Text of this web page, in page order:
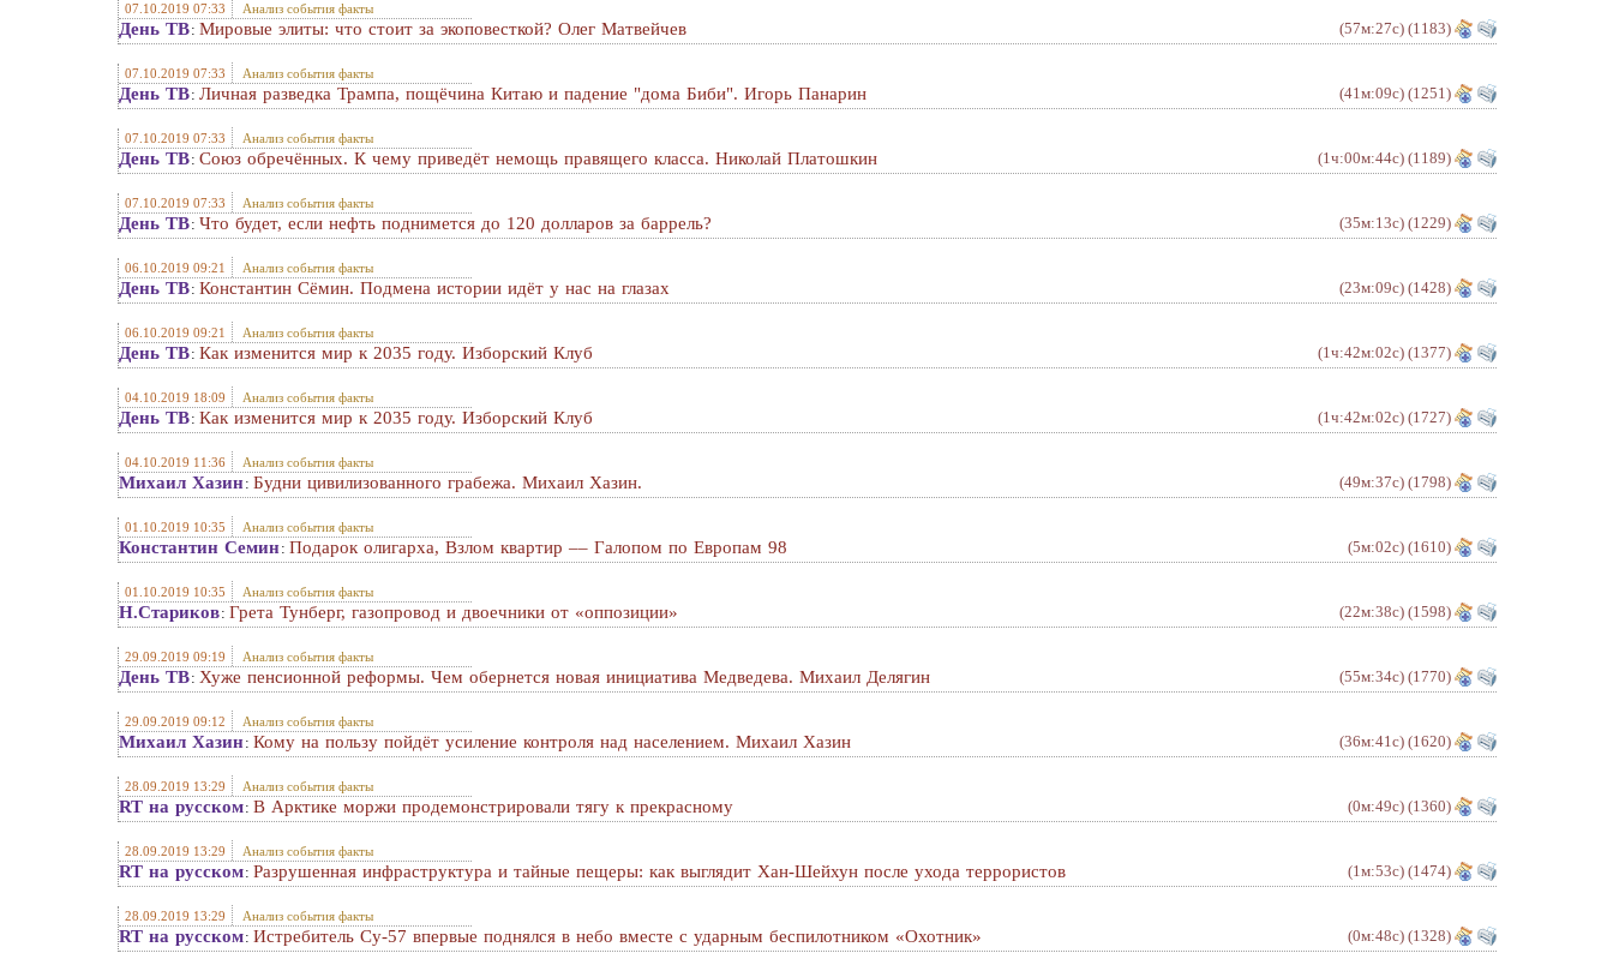
07.10.2019 07:33 Анализ события факты
День ТВ: Мировые элиты: что стоит за экоповесткой? Олег Матвейчев (57м:27с) (1183)
07.10.2019 07:33 Анализ события факты
День ТВ: Личная разведка Трампа, пощёчина Китаю и падение "дома Биби". Игорь Панарин (41м:09с) (1251)
07.10.2019 07:33 Анализ события факты
День ТВ: Союз обречённых. К чему приведёт немощь правящего класса. Николай Платошкин (1ч:00м:44с) (1189)
07.10.2019 07:33 Анализ события факты
День ТВ: Что будет, если нефть поднимется до 120 долларов за баррель? (35м:13с) (1229)
06.10.2019 09:21 Анализ события факты
День ТВ: Константин Сёмин. Подмена истории идёт у нас на глазах (23м:09с) (1428)
06.10.2019 09:21 Анализ события факты
День ТВ: Как изменится мир к 2035 году. Изборский Клуб (1ч:42м:02с) (1377)
04.10.2019 18:09 Анализ события факты
День ТВ: Как изменится мир к 2035 году. Изборский Клуб (1ч:42м:02с) (1727)
04.10.2019 11:36 Анализ события факты
Михаил Хазин: Будни цивилизованного грабежа. Михаил Хазин. (49м:37с) (1798)
01.10.2019 10:35 Анализ события факты
Константин Семин: Подарок олигарха, Взлом квартир –– Галопом по Европам 98 (5м:02с) (1610)
01.10.2019 10:35 Анализ события факты
Н.Стариков: Грета Тунберг, газопровод и двоечники от «оппозиции» (22м:38с) (1598)
29.09.2019 09:19 Анализ события факты
День ТВ: Хуже пенсионной реформы. Чем обернется новая инициатива Медведева. Михаил Делягин (55м:34с) (1770)
29.09.2019 09:12 Анализ события факты
Михаил Хазин: Кому на пользу пойдёт усиление контроля над населением. Михаил Хазин (36м:41с) (1620)
28.09.2019 13:29 Анализ события факты
RT на русском: В Арктике моржи продемонстрировали тягу к прекрасному (0м:49с) (1360)
28.09.2019 13:29 Анализ события факты
RT на русском: Разрушенная инфраструктура и тайные пещеры: как выглядит Хан-Шейхун после ухода террористов (1м:53с) (1474)
28.09.2019 13:29 Анализ события факты
RT на русском: Истребитель Су-57 впервые поднялся в небо вместе с ударным беспилотником «Охотник» (0м:48с) (1328)